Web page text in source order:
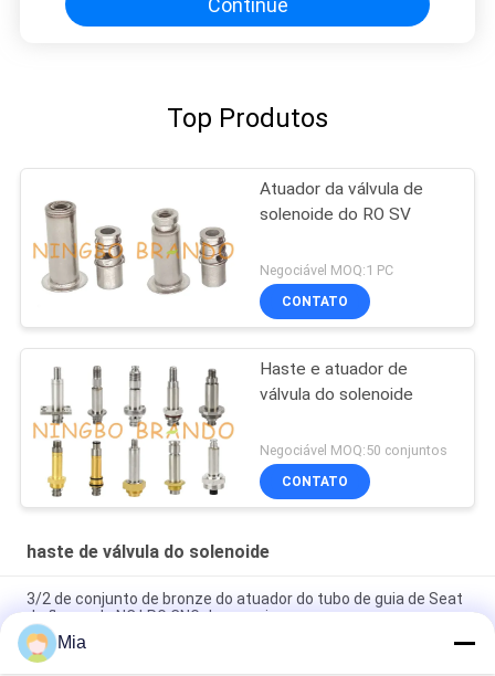
Continue
Top Produtos
Atuador da válvula de
solenoide do RO SV
Negociável MOQ:1 PC
CONTATO
Haste e atuador de
válvula do solenoide
Negociável MOQ:50 conjuntos
CONTATO
haste de válvula do solenoide
3/2 de conjunto de bronze do atuador do tubo de guia de Seat
da flange do NC LPG CNG da maneira
CNOMO fazem sob medida 30 3/2 de haste de válvula de
Mia